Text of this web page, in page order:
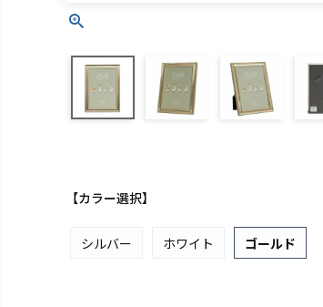
【カラー選択】
シルバー ホワイト ゴールド